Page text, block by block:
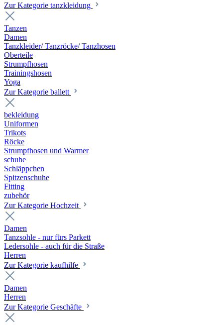
Zur Kategorie tanzkleidung
Tanzen
Damen
Tanzkleider/ Tanzröcke/ Tanzhosen
Oberteile
Strumpfhosen
Trainingshosen
Yoga
Zur Kategorie ballett
bekleidung
Uniformen
Trikots
Röcke
Strumpfhosen und Warmer
schuhe
Schläppchen
Spitzenschuhe
Fitting
zubehör
Zur Kategorie Hochzeit
Damen
Tanzsohle - nur fürs Parkett
Ledersohle - auch für die Straße
Herren
Zur Kategorie kaufhilfe
Damen
Herren
Zur Kategorie Geschäfte